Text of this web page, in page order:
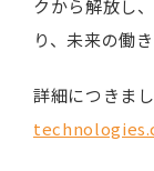
クから解放し
り、未来の働
詳細につきま